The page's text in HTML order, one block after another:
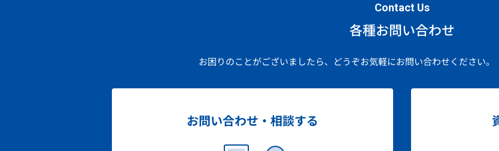
Contact Us
各種お問い合わせ
お困りのことがございましたら、どうぞお気軽にお問い合わせください。
お問い合わせ ・相談する